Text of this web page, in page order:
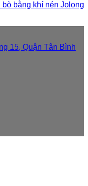
bằng khí nén Jolong
15, Quận Tân Bình